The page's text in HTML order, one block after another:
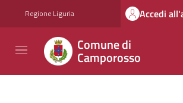
Regione Liguria Accedi
Comune di
Camporosso